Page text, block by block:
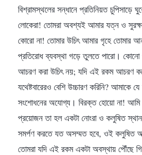
বিশ্রামস্থলের সন্ধানে প্রতিনিয়ত চুপিসাড়ে
লোকেরা! তোমরা অবশ্যই আমার যত্ন ও
কোরো না! তোমার উচিৎ আমার গৃহে তোমার
প্রতিরোধ ব্যবস্থা গড়ে তুলতে পারো।
আচরণ করা উচিৎ নয়; যদি এই রকম আচরণ
যথেষ্টবারেরও বেশি উচ্চারণ করিনি? আমাকে
সংশোধনের অযোগ্য। বিরক্ত হোয়ো না! আমি যা-
প্রয়োজন তা হল একটা নোংরা ও কলুষিত
সমর্পণ করতে যত অসম্মত হবে, ওই কলুষিত
তোমরা যদি এই রকম একটা অবস্থায় পৌঁছে